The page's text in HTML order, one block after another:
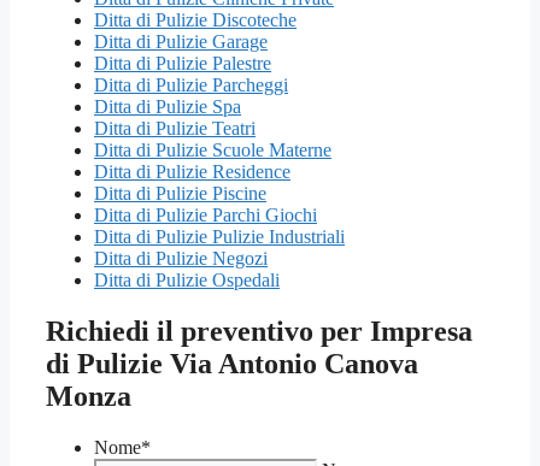
Ditta di Pulizie Discoteche
Ditta di Pulizie Garage
Ditta di Pulizie Palestre
Ditta di Pulizie Parcheggi
Ditta di Pulizie Spa
Ditta di Pulizie Teatri
Ditta di Pulizie Scuole Materne
Ditta di Pulizie Residence
Ditta di Pulizie Piscine
Ditta di Pulizie Parchi Giochi
Ditta di Pulizie Pulizie Industriali
Ditta di Pulizie Negozi
Ditta di Pulizie Ospedali
Richiedi il preventivo per Impresa
di Pulizie Via Antonio Canova
Monza
Nome*